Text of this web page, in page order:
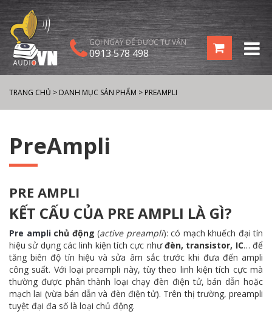
GỌI NGAY ĐỂ ĐƯỢC TƯ VẤN
0913 578 498
TRANG CHỦ > DANH MỤC SẢN PHẨM > PREAMPLI
PreAmpli
PRE AMPLI
KẾT CẤU CỦA PRE AMPLI LÀ GÌ?
Pre amplichủ động (active preampli): có mạch khuếch đại tín
hiệu sử dụng các linh kiện tích cực nhưđèn, transistor, IC… để
tăng biên độ tín hiệu và sửa âm sắc trước khi đưa đến ampli
công suất. Với loại preampli này, tùy theo linh kiện tích cực mà
thường được phân thành loại chạy đèn điện tử, bán dẫn hoặc
mạch lai (vừa bán dẫn và đèn điện tử). Trên thị trường, preampli
tuyệt đại đa số là loại chủ động.